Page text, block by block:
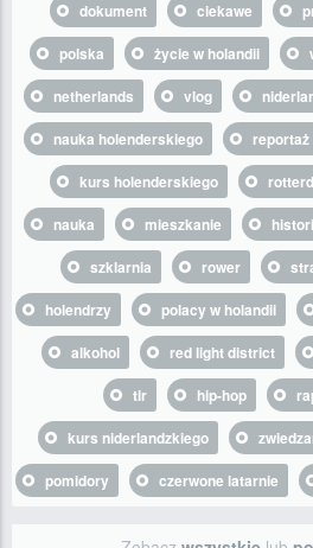
dokument
ciekawe
polska
życie w holandii
netherlands
vlog
nauka holenderskiego
reportaż
kurs holenderskiego
nauka
mieszkanie
szklarnia
rower
holendrzy
polacy w holandii
alkohol
red light district
tir
hip-hop
kurs niderlandzkiego
pomidory
czerwone latarnie